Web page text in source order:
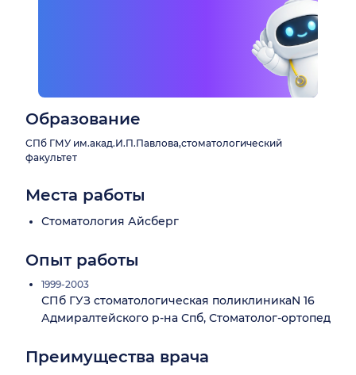
Образование
СПб ГМУ им.акад.И.П.Павлова,стоматологический
факультет
Места работы
Стоматология Айсберг
Опыт работы
1999-2003
СПб ГУЗ стоматологическая поликлиникаN 16
Адмиралтейского р-на Спб, Стоматолог-ортопед
Преимущества врача